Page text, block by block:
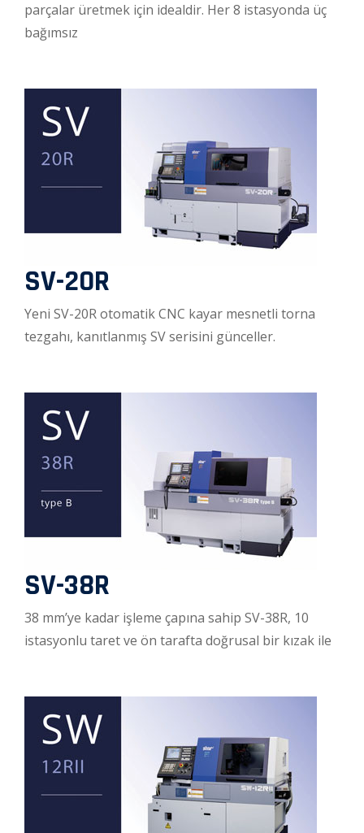
parçalar üretmek için idealdir. Her 8 istasyonda üç
bağımsız
SV-20R
Yeni SV-20R otomatik CNC kayar mesnetli torna
tezgahı, kanıtlanmış SV serisini günceller.
SV-38R
38 mm’ye kadar işleme çapına sahip SV-38R, 10
istasyonlu taret ve ön tarafta doğrusal bir kızak ile